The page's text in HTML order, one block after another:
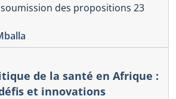
des propositions 23
de la santé en Afrique :
et innovations